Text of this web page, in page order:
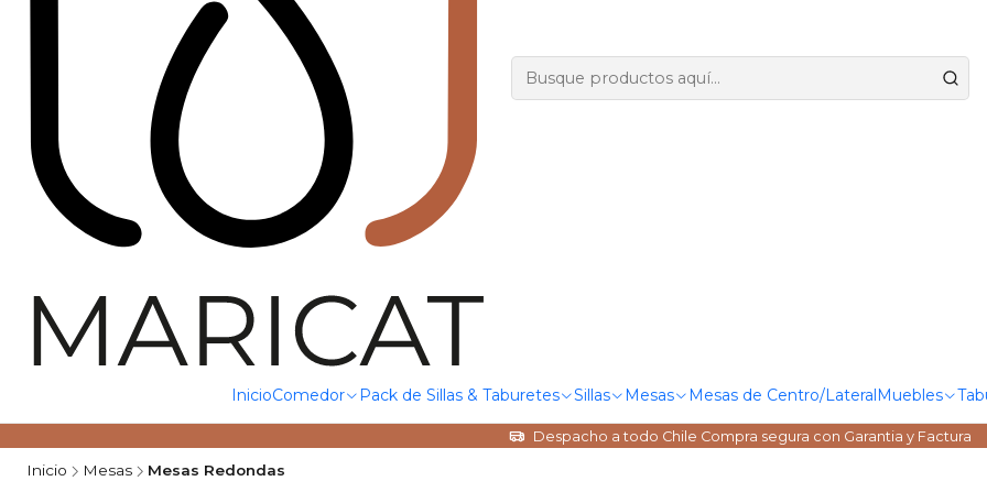
InicioComedor Pack de Sillas & Taburetes Sillas Mesas Mesas de Centro/LateralMuebles
Despacho a todo Chile Compra segura con Garantia y Factura
Inicio Mesas Mesas Redondas